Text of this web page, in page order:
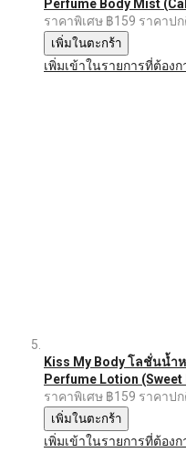
Perfume Body Mist
ราคาพิเศษ ฿159 ราคาป
เพิ่มในตะกร้า
เพิ่มเข้าในรายการที่ต้องก
Kiss My Body โลชั่นน้ำ
Perfume Lotion
ราคาพิเศษ ฿159 ราคาป
เพิ่มในตะกร้า
เพิ่มเข้าในรายการที่ต้องก